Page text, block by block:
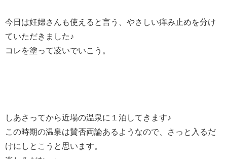
今日は妊婦さんも使えると言う、やさしい痒み止めを分け
ていただきました♪
コレを塗って凌いでいこう。
しあさってから近場の温泉に１泊してきます♪
この時期の温泉は賛否両論あるようなので、さっと入るだ
けにしとこうと思います。